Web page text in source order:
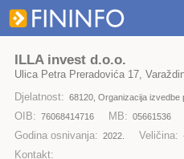
ILLA invest d.o.o.
Ulica Petra Preradovića 17,
Djelatnost: 68120, Organizacija izvedbe
OIB: 76068414716 MB: 05661536
Godina osnivanja: 2022. Veličina:
Kontakt: